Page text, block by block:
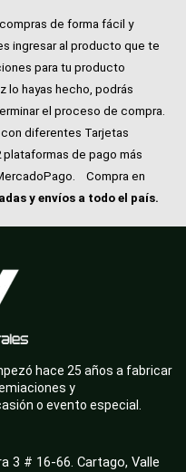
de forma fácil y
ingresar al producto que te
para tu producto
lo hayas hecho, podrás
el proceso de compra.
diferentes Tarjetas
de pago más
Compra en
y envíos a todo el país.
hace 25 años a fabricar
y
o evento especial.
3 # 16-66. Cartago, Valle